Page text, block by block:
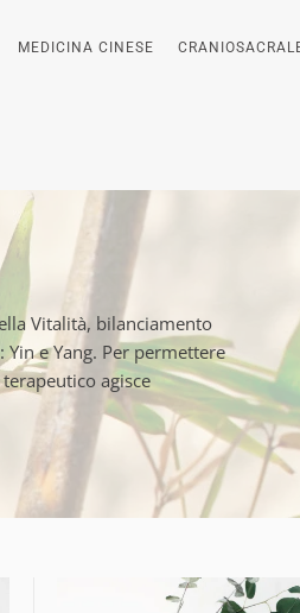
MEDICINA CINESE
Vitalità, bilanciamento
e Yang. Per permettere
agisce